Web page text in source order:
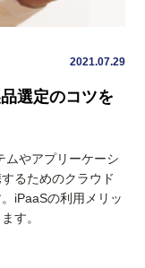
2021.07.29
選定のコツを
ムやアプリーケーシ
るためのクラウド
iPaaSの利用メリッ
す。